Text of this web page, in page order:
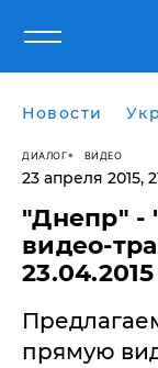
Новости
ДИАЛОГ ВИДЕО
23 апреля 2015,
"Днепр" -
видео-
23.04.2015
прямую